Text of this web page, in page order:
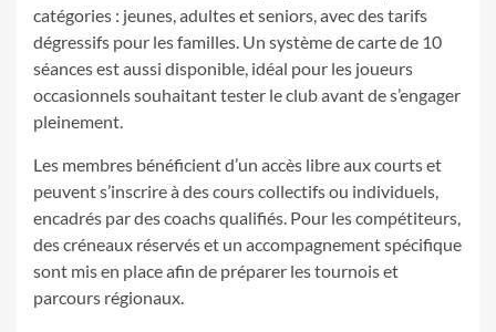
catégories : jeunes, adultes et seniors, avec des tarifs
dégressifs pour les familles. Un système de carte de 10
séances est aussi disponible, idéal pour les joueurs
occasionnels souhaitant tester le club avant de s’engager
pleinement.
Les membres bénéficient d’un accès libre aux courts et
peuvent s’inscrire à des cours collectifs ou individuels,
encadrés par des coachs qualifiés. Pour les compétiteurs,
des créneaux réservés et un accompagnement spécifique
sont mis en place afin de préparer les tournois et
parcours régionaux.